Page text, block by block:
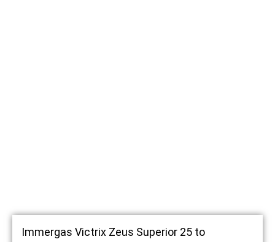
Immergas Victrix Zeus Superior 25 to